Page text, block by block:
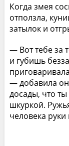
Когда змея
отползла,
затылок и
— Вот тебе за
и губишь
— добавила
досады, что
шкуркой.
человека руки